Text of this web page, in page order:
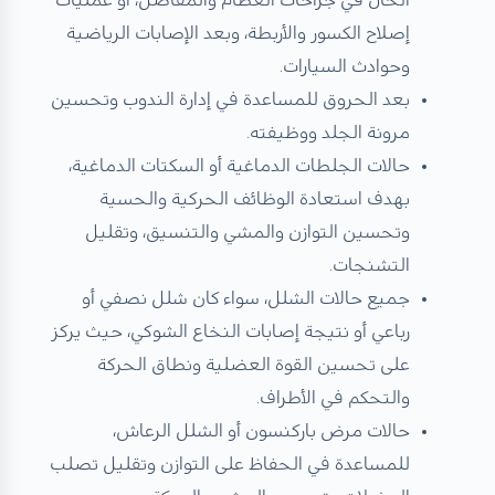
إصلاح الكسور والأربطة، وبعد الإصابات الرياضية
وحوادث السيارات.
بعد الحروق للمساعدة في إدارة الندوب وتحسين
مرونة الجلد ووظيفته.
حالات الجلطات الدماغية أو السكتات الدماغية،
بهدف استعادة الوظائف الحركية والحسية
وتحسين التوازن والمشي والتنسيق، وتقليل
التشنجات.
جميع حالات الشلل، سواء كان شلل نصفي أو
رباعي أو نتيجة إصابات النخاع الشوكي، حيث يركز
على تحسين القوة العضلية ونطاق الحركة
والتحكم في الأطراف.
حالات مرض باركنسون أو الشلل الرعاش،
للمساعدة في الحفاظ على التوازن وتقليل تصلب